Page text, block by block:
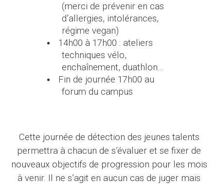
(merci de prévenir en cas
d’allergies, intolérances,
régime vegan)
14h00 à 17h00 : ateliers
techniques vélo,
enchaînement, duathlon…
Fin de journée 17h00 au
forum du campus
Cette journée de détection des jeunes talents
permettra à chacun de s’évaluer et se fixer de
nouveaux objectifs de progression pour les mois
à venir. Il ne s’agit en aucun cas de juger mais